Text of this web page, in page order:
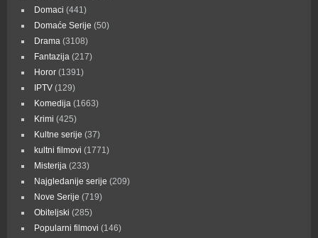
Domaci (441)
Domaće Serije (50)
Drama (3108)
Fantazija (217)
Horor (1391)
IPTV (129)
Komedija (1663)
Krimi (425)
Kultne serije (37)
kultni filmovi (1771)
Misterija (233)
Najgledanije serije (209)
Nove Serije (719)
Obiteljski (285)
Popularni filmovi (146)